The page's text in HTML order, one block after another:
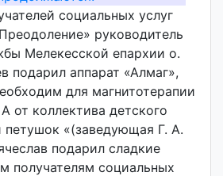
:
v
o
i
d
d
m
d
y
социальных услуг
руководитель
Мелекесской епархии о.
подарил аппарат «Алмаг»,
для магнитотерапии
от коллектива детского
петушок «(заведующая Г. А.
подарил сладкие
получателям социальных